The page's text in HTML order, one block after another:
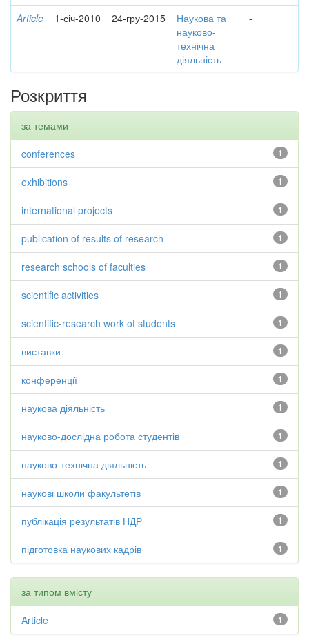
Article 1-січ-2010 24-гру-2015
Наукова та
науково-
технічна
діяльність
-
Розкриття
за темами
1
conferences
1
exhibitions
1
international projects
1
publication of results of research
1
research schools of faculties
1
scientific activities
1
scientific-research work of students
1
виставки
1
конференції
1
наукова діяльність
1
науково-дослідна робота студентів
1
науково-технічна діяльність
1
наукові школи факультетів
1
публікація результатів НДР
1
підготовка наукових кадрів
за типом вмісту
1
Article